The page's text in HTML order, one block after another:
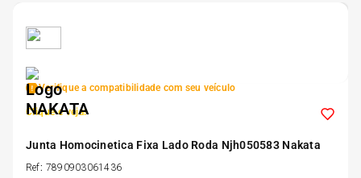
Verifique a compatibilidade com seu veículo
Clique e veja!
Junta Homocinetica Fixa Lado Roda Njh050583 Nakata
Ref: 7890903061436
5º
7
8º 185 60r15